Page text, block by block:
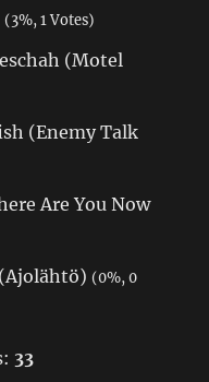
(3%, 1 Votes)
(Motel
(Enemy Talk
Are You Now
(0%, 0
33